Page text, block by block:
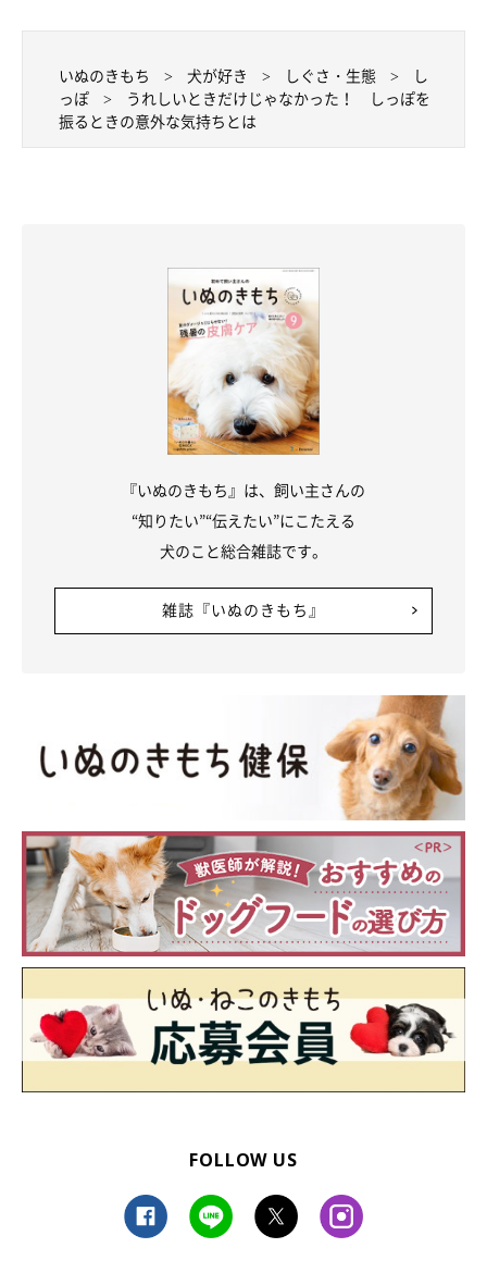
いぬのきもち 犬が好き しぐさ・生態
し
っぽ
うれしいときだけじゃなかった！ しっぽを
振るときの意外な気持ちとは
『いぬのきもち』は、飼い主さんの
“知りたい”“伝えたい”にこたえる
犬のこと総合雑誌です。
雑誌『いぬのきもち』
FOLLOW US